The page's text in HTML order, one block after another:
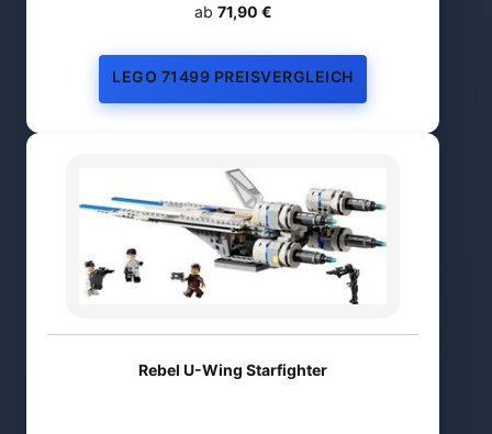
ab 71,90 €
LEGO 71499 PREISVERGLEICH
Rebel U-Wing Starfighter